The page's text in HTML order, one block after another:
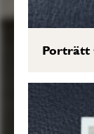
Porträtt